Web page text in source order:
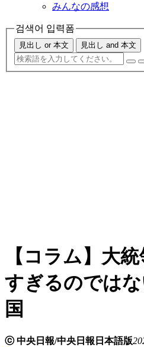
みんなの感想
검색어 입력폼
見出し or 本文 見出し and 本文
【コラム】大
すぎるのでは
国
ⓒ 中央日報/中央日報日本語版